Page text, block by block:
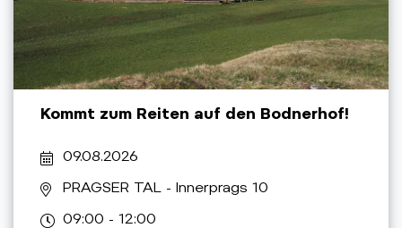
Kommt zum Reiten auf den Bodnerhof!
09.08.2026
PRAGSER TAL
- Innerprags 10
09:00 - 12:00